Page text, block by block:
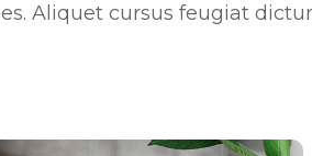
Aliquet cursus feugiat